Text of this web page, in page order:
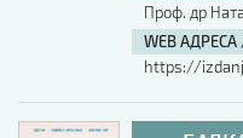
Проф. др
WEB АДРЕСА
https://